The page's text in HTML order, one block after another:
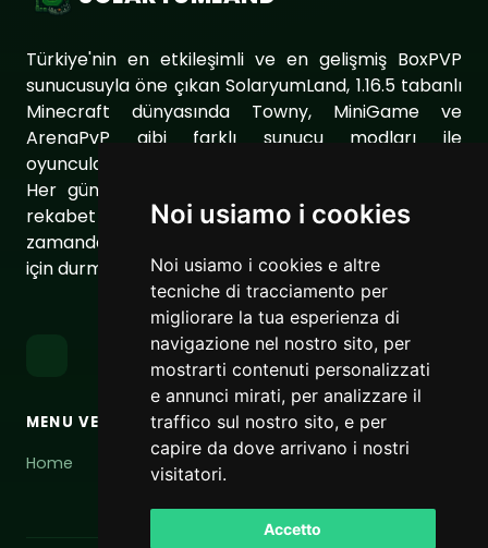
Noi usiamo i cookies
Noi usiamo i cookies e altre
tecniche di tracciamento per
migliorare la tua esperienza di
navigazione nel nostro sito, per
mostrarti contenuti personalizzati
e annunci mirati, per analizzare il
traffico sul nostro sito, e per
capire da dove arrivano i nostri
visitatori.
Accetto
Türkiye'nin en etkileşimli ve en gelişmiş BoxPVP
sunucusuyla öne çıkan SolaryumLand, 1.16.5 tabanlı
Minecraft dünyasında Towny, MiniGame ve
ArenaPvP gibi farklı sunucu modları ile
oyuncularımıza eşsiz bir oyun deneyimi sunuyor.
Her gün sunucumuzu geliştirerek oyuncularımıza
rekabet dolu ve keyifli bir ortam sağlıyoruz. Aynı
zamanda topluluğumuzu daha da güçlendirmek
için durmaksızın çalışıyoruz.
MENU VELOCE
Home
LINK
Termini di servizio